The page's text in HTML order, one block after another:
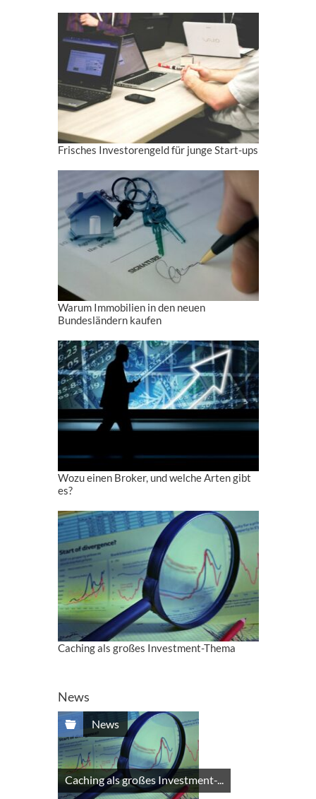
Frisches Investorengeld für junge Start-ups
Warum Immobilien in den neuen
Bundesländern kaufen
Wozu einen Broker, und welche Arten gibt
es?
Caching als großes Investment-Thema
News
News
Caching als großes Investment-...